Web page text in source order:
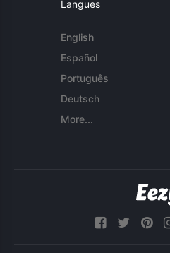
Langues
English
Español
Português
Deutsch
More...